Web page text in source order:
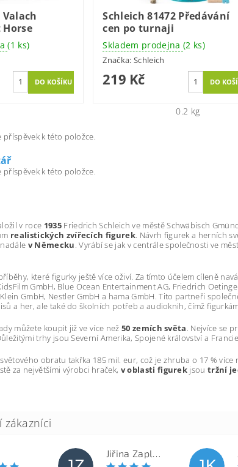
Valach
(1 ks)
Schleich 81472 Předávání
cen po turnaji
Skladem prodejna (2 ks)
Značka:Schleich
219 Kč
0.2 kg
k této položce.
k této položce.
v roce 1935Friedrich Schleich ve městě Schwäbisch
realistických zvířecích figurek . Návrh figurek a herních
v Německu . Vyrábí se jak v centrále společnosti ve
které figurky ještě více oživí. Za tímto účelem cíleně
GmbH, Blue Ocean Entertainment AG, Friedrich
GmbH, Nestler GmbH a hama GmbH. Tito partneři
a her, ale také do školních potřeb a audioknih, čímž
můžete koupit již ve více než 50 zemích světa . Nejvíce se
trhy jsou Severní Amerika, Spojené království a Francie.
obratu takřka 185 mil. eur, což je zhruba o 17 % více
za největšími výrobci hraček, v oblasti figurek jsou tržní